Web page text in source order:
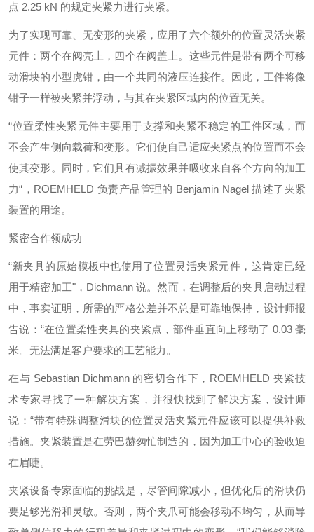
点 2.25 kN 的规定夹紧力进行夹紧。
为了实现可靠、无变形的夹紧，应用了六个额外的位置灵活夹紧
元件：两个在阀壳上，四个在阀盖上。这些元件是带有两个可移
动滑块的小型虎钳，由一个共同的液压连接作。因此，工件将像
钳子一样被夹紧并浮动，与其在夹紧区域内的位置无关。
“位置柔性夹紧元件主要用于支撑和夹紧不稳定的工件区域，而
不会产生侧向载荷和变形。它们使自己适应夹紧点的位置而不会
使其变形。同时，它们具有减振效果并吸收来自各个方向的加工
力“，ROEMHELD 负责产品管理的 Benjamin Nagel 描述了夹紧
装置的用途。
紧密合作领成功
“新夹具的原始模板中也使用了位置灵活夹紧元件，这肯定已经
用于精密加工"，Dichmann 说。然而，在调整后的夹具启动过程
中，事实证明，所需的严格公差并不总是可靠地保持，设计师报
告说：“在位置柔性夹具的夹紧点，部件垂直向上移动了 0.03 毫
米。无法满足客户要求的工艺能力。
在与 Sebastian Dichmann 的密切合作下，ROEMHELD 夹紧技
术专家寻找了一种解决方案，并很快找到了解决方案，设计师
说：“带有特殊调整滑块的位置灵活夹紧元件应该可以提供补救
措施。夹紧装置是在劳巴赫匆忙制造的，因为加工中心的验收迫
在眉睫。
夹紧设备专家面临的挑战是，尽管间隙减小，但优化后的滑块仍
要足够光滑和灵敏。否则，两个夹爪可能会移动不均匀，从而导